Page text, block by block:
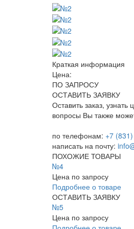
Краткая информация
Цена:
ПО ЗАПРОСУ
ОСТАВИТЬ ЗАЯВКУ
Оставить заказ, узнать
вопросы Вы также
по телефонам: +7
написать на почту:
ПОХОЖИЕ ТОВАРЫ
№4
Цена по запросу
Подробнее о товаре
ОСТАВИТЬ ЗАЯВКУ
№5
Цена по запросу